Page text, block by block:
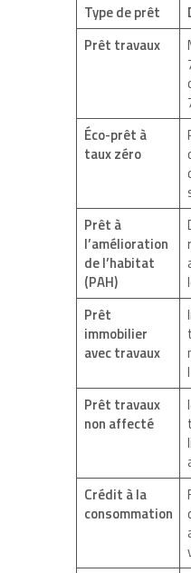
Type de prêt
Prêt travaux
Éco-prêt à
taux zéro
Prêt à
l’amélioration
de l’habitat
(PAH)
Prêt
immobilier
avec travaux
Prêt travaux
non affecté
Crédit à la
consommation